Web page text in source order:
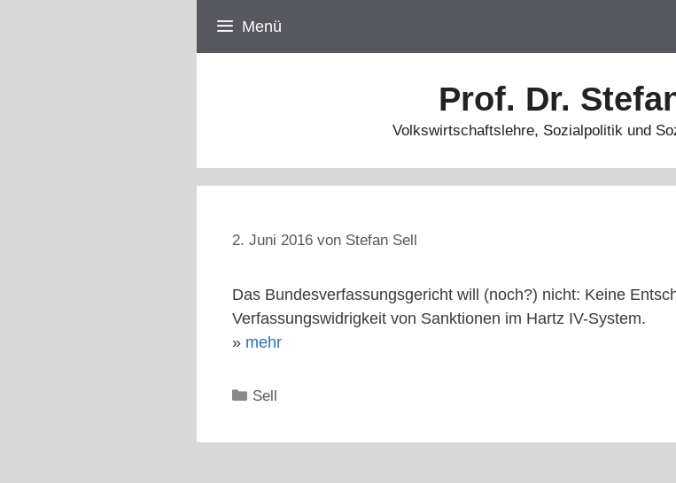
Menü
Prof. Dr.
Volkswirtschaftslehre, Sozialpolitik und
2. Juni 2016 von Stefan Sell
Das Bundesverfassungsgericht will (noch?) nicht: Keine
Verfassungswidrigkeit von Sanktionen im Hartz IV-System.
» mehr
Kategorien
Sell